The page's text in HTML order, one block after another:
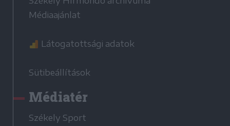
Médiaajánlat
Látogatottsági adatok
Sütibeállítások
Médiatér
Székely Sport